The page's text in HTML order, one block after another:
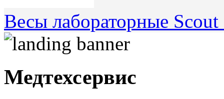
Весы лабораторные
Медтехсервис